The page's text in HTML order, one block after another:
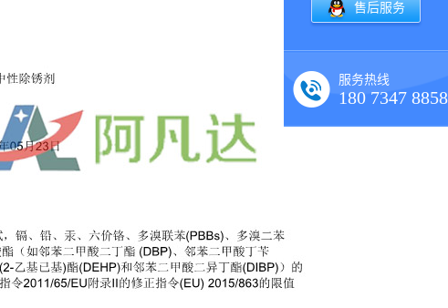
售后服务
服务热线
180 7347 8858